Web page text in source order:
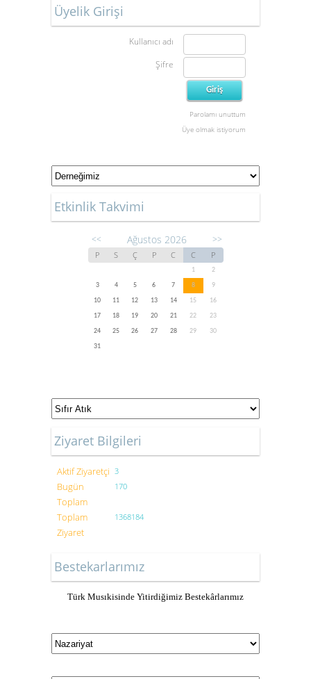
Üyelik Girişi
Kullanıcı adı
Şifre
Parolamı unuttum
Üye olmak istiyorum
Etkinlik Takvimi
<< Ağustos 2026 >>
P S Ç P C C P
1
2
3
4 5 6 7 8
9
10
11 12 13 14 15
16
17
18 19 20 21 22
23
24
25 26 27 28 29
30
31
Ziyaret Bilgileri
Aktif Ziyaretçi 3
Bugün
Toplam
170
Toplam
Ziyaret
1368184
Bestekarlarımız
Türk Musıkisinde Yitirdiğimiz Bestekârlarımız